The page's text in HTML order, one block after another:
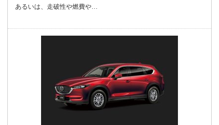
あるいは、走破性や燃費や…